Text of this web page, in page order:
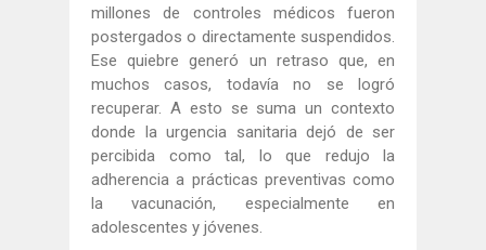
millones de controles médicos fueron
postergados o directamente suspendidos.
Ese quiebre generó un retraso que, en
muchos casos, todavía no se logró
recuperar. A esto se suma un contexto
donde la urgencia sanitaria dejó de ser
percibida como tal, lo que redujo la
adherencia a prácticas preventivas como
la vacunación, especialmente en
adolescentes y jóvenes.